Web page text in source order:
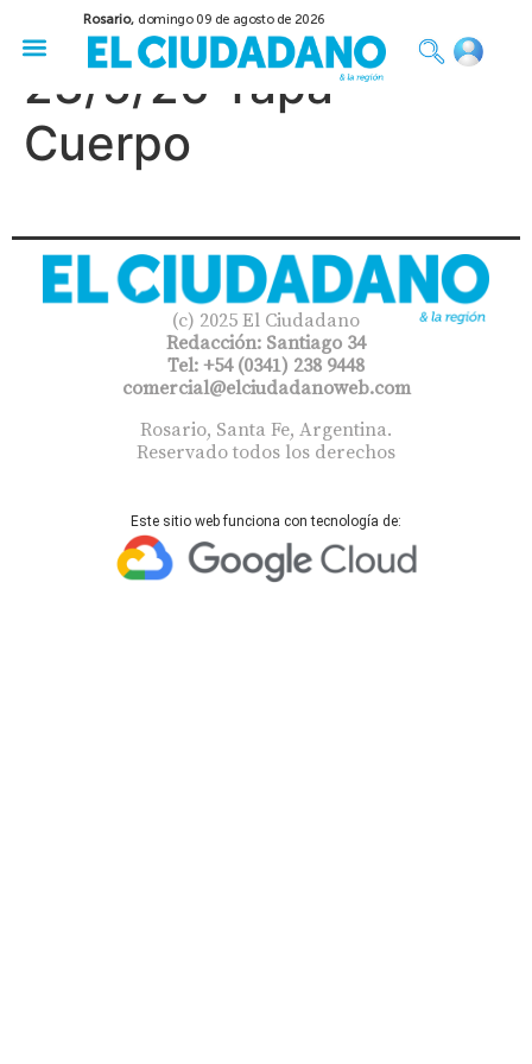
Rosario, domingo 09 de agosto de 2026
23/5/26 Tapa
Cuerpo
(c) 2025 El Ciudadano
Redacción: Santiago 34
Tel: +54 (0341) 238 9448
comercial@elciudadanoweb.com​
Rosario, Santa Fe, Argentina.
Reservado todos los derechos
Este sitio web funciona con tecnología de: